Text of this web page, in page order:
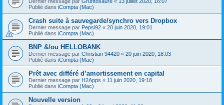
Publié dans iCompta (Mac)
Crash suite à sauvegarde/synchro vers Dropbox
Dernier message par Pepsi92 « 20 juin 2020, 19:01
Publié dans iCompta (Mac)
BNP &/ou HELLOBANK
Dernier message par Christian 94420 « 20 juin 2020, 18:03
Publié dans iCompta (Mac)
Prêt avec différé d’amortissement en capital
Dernier message par H2Apps « 11 juin 2020, 19:18
Publié dans iCompta (Mac)
Nouvelle version